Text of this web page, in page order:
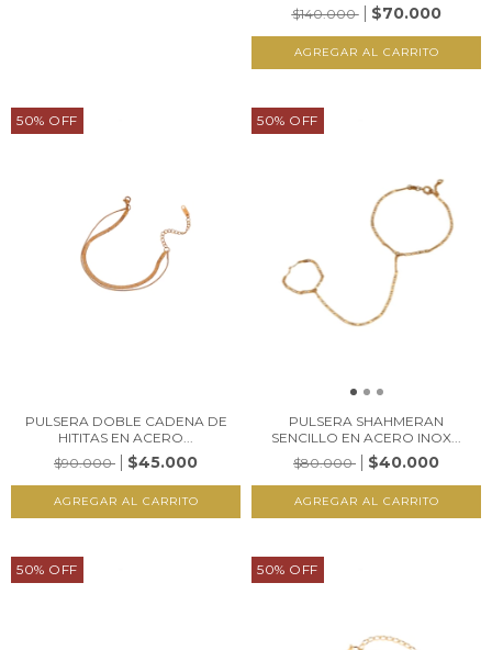
$140.000
$70.000
50% OFF
PULSERA DOBLE CADENA DE
HITITAS EN ACERO...
$90.000
$45.000
50% OFF
PULSERA SHAHMERAN
SENCILLO EN ACERO INOX...
$80.000
$40.000
50% OFF 50% OFF